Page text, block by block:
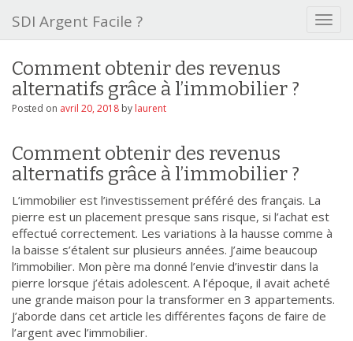
T
o
t
SDI Argent Facile ?
Comment obtenir des revenus
alternatifs grâce à l’immobilier ?
Posted on avril 20, 2018 by laurent
Comment obtenir des revenus
alternatifs grâce à l’immobilier ?
L’immobilier est l’investissement préféré des français. La
pierre est un placement presque sans risque, si l’achat est
effectué correctement. Les variations à la hausse comme à
la baisse s’étalent sur plusieurs années. J’aime beaucoup
l’immobilier. Mon père ma donné l’envie d’investir dans la
pierre lorsque j’étais adolescent. A l’époque, il avait acheté
une grande maison pour la transformer en 3 appartements.
J’aborde dans cet article les différentes façons de faire de
l’argent avec l’immobilier.